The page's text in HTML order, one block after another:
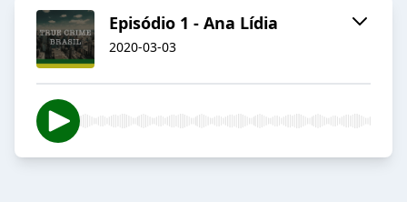
Episódio 1 - Ana Lídia
2020-03-03